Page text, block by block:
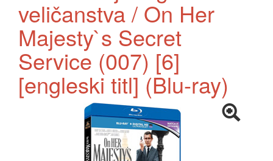
veličanstva / On Her
Majesty`s Secret
Service (007) [6]
[engleski titl] (Blu-ray)